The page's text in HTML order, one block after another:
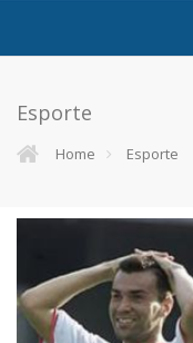
Esporte
Home Esporte